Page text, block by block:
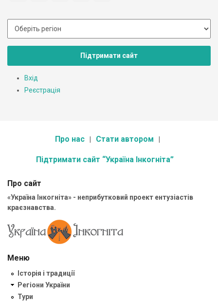
Підтримати сайт
Вхід
Реєстрація
Про нас Стати автором
Підтримати сайт “Україна Інкогніта”
Про сайт
«Україна Інкогніта» - неприбутковий проект ентузіастів
краєзнавства.
Меню
Історія і традиції
Регіони України
Тури